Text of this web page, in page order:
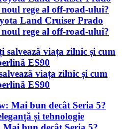
Land Cruiser Prado
noul rege al off-road-ului?
viața zilnic și cum
ES90